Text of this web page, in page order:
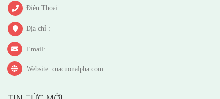
Điện Thoại:
Địa chỉ :
Email:
Website: cuacuonalpha.com